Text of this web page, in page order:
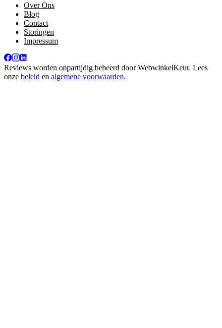
Over Ons
Blog
Contact
Storingen
Impressum
Reviews worden onpartijdig beheerd doorWebwinkelKeur. Lees
onze beleid en algemene voorwaarden.